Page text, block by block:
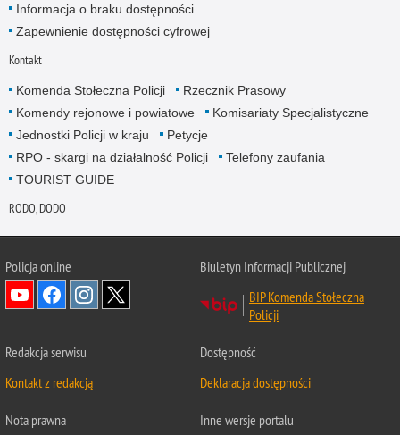
Informacja o braku dostępności
Zapewnienie dostępności cyfrowej
Kontakt
Komenda Stołeczna Policji
Rzecznik Prasowy
Komendy rejonowe i powiatowe
Komisariaty Specjalistyczne
Jednostki Policji w kraju
Petycje
RPO - skargi na działalność Policji
Telefony zaufania
TOURIST GUIDE
RODO, DODO
Policja online
Biuletyn Informacji Publicznej
BIP Komenda Stołeczna
Policji
Redakcja serwisu
Kontakt z redakcją
Dostępność
Deklaracja dostępności
Nota prawna
Inne wersje portalu